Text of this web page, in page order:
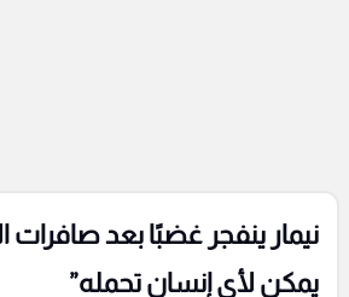
نيمار ينفجر غضبًا بعد صافرات
يمكن لأي إنسان تحمله”